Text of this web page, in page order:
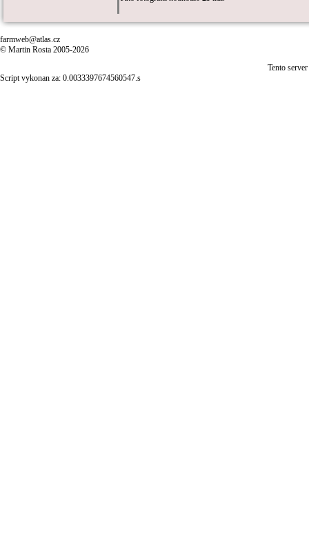
farmweb@atlas.cz
© Martin Rosta 2005-2026
Tento
Script vykonan za: 0.0033397674560547.s